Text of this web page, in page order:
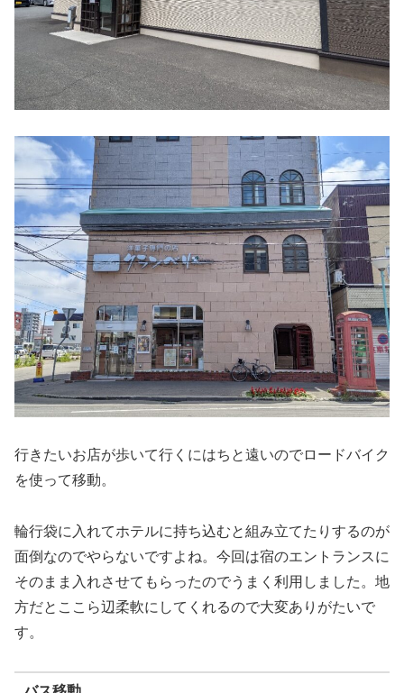
行きたいお店が歩いて行くにはちと遠いのでロードバイク
を使って移動。
輪行袋に入れてホテルに持ち込むと組み立てたりするのが
面倒なのでやらないですよね。今回は宿のエントランスに
そのまま入れさせてもらったのでうまく利用しました。地
方だとここら辺柔軟にしてくれるので大変ありがたいで
す。